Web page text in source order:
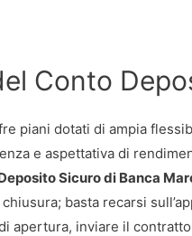
Conto
piani dotati di ampia
e aspettativa di
Sicuro di Banca
basta recarsi
apertura, inviare il